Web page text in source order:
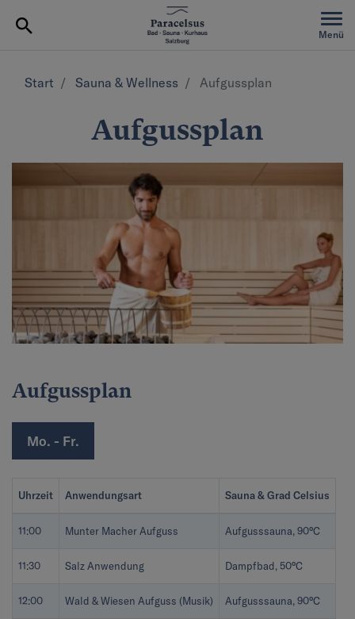
Menü
Start Sauna & Wellness Aufgussplan
Aufgussplan
Aufgussplan
Mo. - Fr.
Uhrzeit Anwendungsart Sauna & Grad Celsius
11:00 Munter Macher Aufguss Aufgusssauna, 90°C
11:30 Salz Anwendung Dampfbad, 50°C
12:00 Wald & Wiesen Aufguss (Musik) Aufgusssauna, 90°C